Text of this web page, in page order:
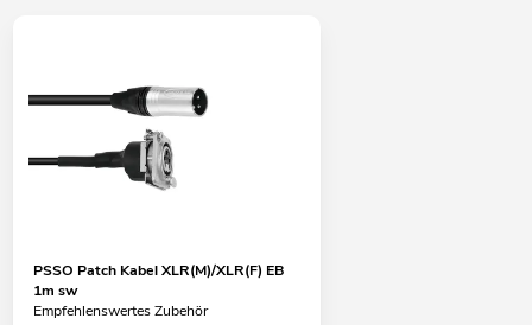
PSSO Patch Kabel XLR(M)/XLR(F) EB
1m sw
Empfehlenswertes Zubehör